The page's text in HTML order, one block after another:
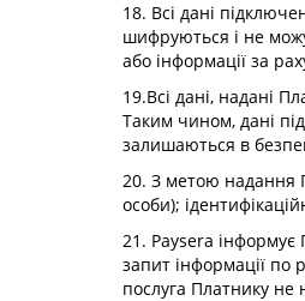
18. Всі дані
шифруються і не
або інформації за
19.Всі дані, надані
Таким чином, дані
залишаються в
20. З метою надання
особи);
21. Paysera інформує
запит інформації по
послуга Платнику не